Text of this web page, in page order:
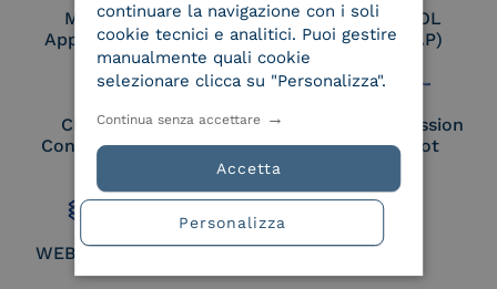
Membro Adobe
Approved Trust List
Certified PEPPOL
Access Point (AP)
Cloud Signature
Consortium Member
European Commission
Large Scale Pilot
WEBUILD Consortium
continuare la navigazione con i soli
cookie tecnici e analitici. Puoi gestire
manualmente quali cookie
selezionare clicca su "Personalizza".
Accetta
Continua senza accettare
Personalizza